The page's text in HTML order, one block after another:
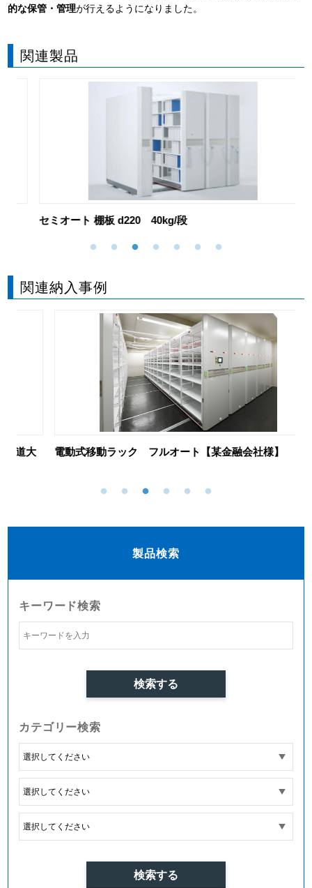
的な保管・管理が行えるようになりました。
関連製品
セミオート 棚板 d220 40kg/段
関連納入事例
電動式移動ラック フルオート【某金融会社様】
製品検索
キーワード検索
カテゴリー検索